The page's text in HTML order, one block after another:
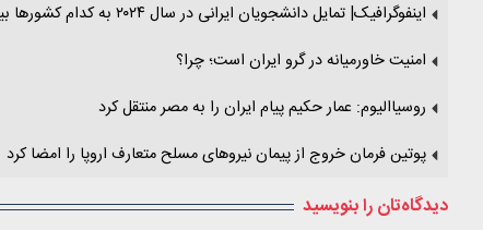
اینفوگرافیک| تمایل دانشجویان ایرانی در سال ۲۰۲۴ به کدام کشورها بیشتر بود؟
امنیت خاورمیانه در گرو ایران است؛ چرا؟
روسیاالیوم: عمار حکیم پیام ایران را به مصر منتقل کرد
پوتین فرمان خروج از پیمان نیروهای مسلح متعارف اروپا را امضا کرد
دیدگاه‌تان را بنویسید